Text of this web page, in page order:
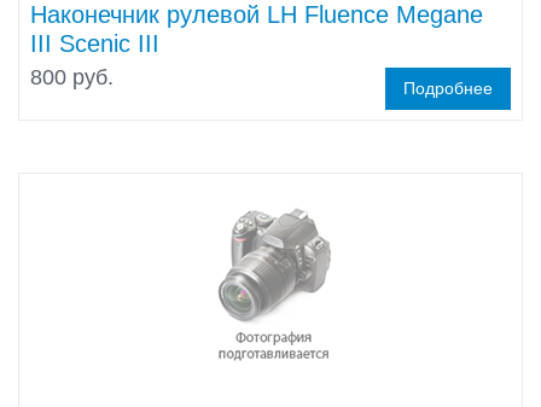
Наконечник рулевой LH Fluence Megane
III Scenic III
800 руб. Подробнее